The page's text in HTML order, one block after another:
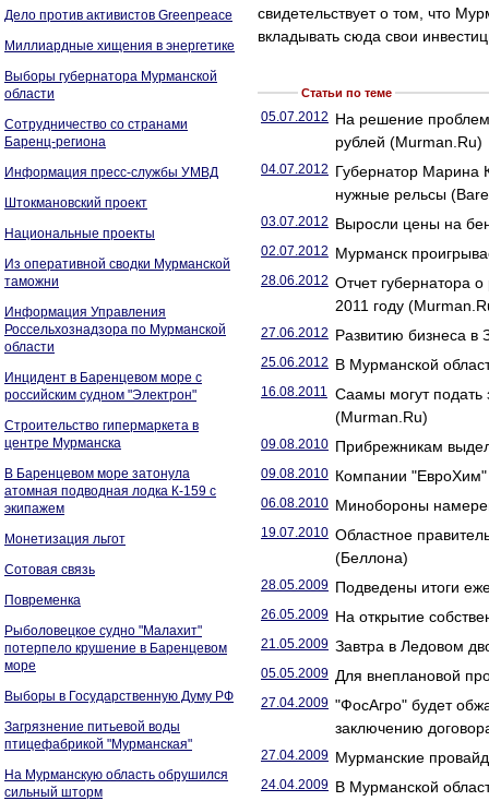
Дело против активистов Greenpeace
Миллиардные хищения в энергетике
Выборы губернатора Мурманской
области
Сотрудничество со странами
Баренц-региона
Информация пресс-службы УМВД
Штокмановский проект
Национальные проекты
Из оперативной сводки Мурманской
таможни
Информация Управления
Россельхознадзора по Мурманской
области
Инцидент в Баренцевом море с
российским судном "Электрон"
Строительство гипермаркета в
центре Мурманска
В Баренцевом море затонула
атомная подводная лодка К-159 с
экипажем
Монетизация льгот
Сотовая связь
Повременка
Рыболовецкое судно "Малахит"
потерпело крушение в Баренцевом
море
Выборы в Государственную Думу РФ
Загрязнение питьевой воды
птицефабрикой "Мурманская"
На Мурманскую область обрушился
сильный шторм
свидетельствует о том, что
вкладывать сюда свои
Статьи по теме
05.07.2012 На решение
рублей (Murman.Ru)
04.07.2012 Губернатор Марина
нужные рельсы
03.07.2012 Выросли цены на
02.07.2012 Мурманск
28.06.2012 Отчет губернатора
2011 году
27.06.2012 Развитию бизнеса в
25.06.2012 В Мурманской
16.08.2011 Саамы могут подать
(Murman.Ru)
09.08.2010 Прибрежникам
09.08.2010 Компании "ЕвроХим"
06.08.2010 Минобороны
19.07.2010 Областное
(Беллона)
28.05.2009 Подведены итоги
26.05.2009 На открытие
21.05.2009 Завтра в Ледовом
05.05.2009 Для внеплановой
27.04.2009 "ФосАгро" будет
заключению
27.04.2009 Мурманские
24.04.2009 В Мурманской